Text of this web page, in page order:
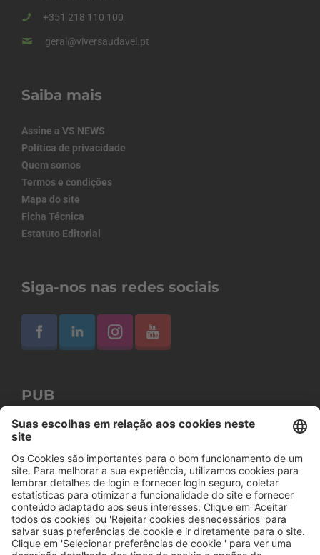
+351 218 110 100
geral@viversaudavel.pt
Saiba mais
Assine a VS NEWS
Política de privacidade
Quem somos
Termos e condições
Mapa do site
Ficha Técnica
Estatuto Editorial
Siga-nos nas redes sociais
PUB